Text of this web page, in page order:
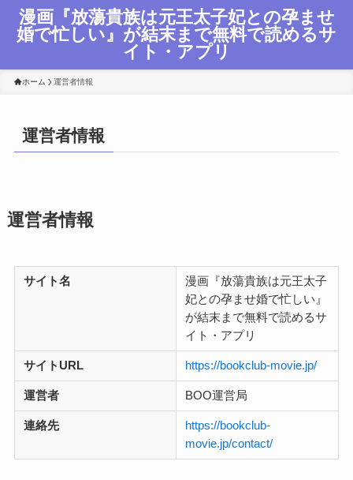
漫画『放蕩貴族は元王太子妃との孕ませ
婚で忙しい』が結末まで無料で読めるサ
イト・アプリ
ホーム 運営者情報
運営者情報
運営者情報
サイト名
漫画『放蕩貴族は元王太子
妃との孕ませ婚で忙しい』
が結末まで無料で読めるサ
イト・アプリ
サイトURL https://bookclub-movie.jp/
運営者 BOO運営局
連絡先
https://bookclub-
movie.jp/contact/